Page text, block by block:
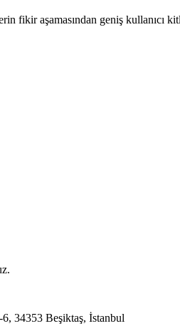
fikir aşamasından geniş kullanıcı
34353 Beşiktaş, İstanbul